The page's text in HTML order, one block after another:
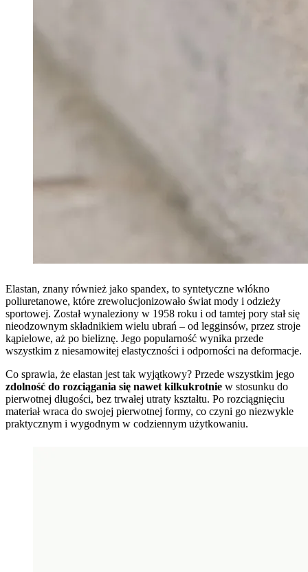
Elastan, znany również jako spandex, to syntetyczne włókno
poliuretanowe, które zrewolucjonizowało świat mody i odzieży
sportowej. Został wynaleziony w 1958 roku i od tamtej pory stał się
nieodzownym składnikiem wielu ubrań – od legginsów, przez stroje
kąpielowe, aż po bieliznę. Jego popularność wynika przede
wszystkim z niesamowitej elastyczności i odporności na deformacje.
Co sprawia, że elastan jest tak wyjątkowy? Przede wszystkim jego
zdolność do rozciągania się nawet kilkukrotnie w stosunku do
pierwotnej długości, bez trwałej utraty kształtu. Po rozciągnięciu
materiał wraca do swojej pierwotnej formy, co czyni go niezwykle
praktycznym i wygodnym w codziennym użytkowaniu.